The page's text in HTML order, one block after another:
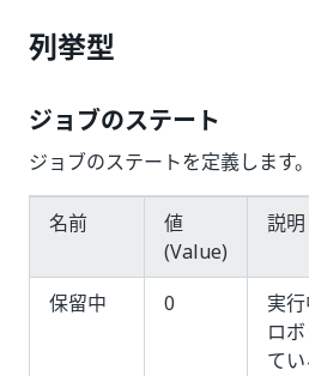
列挙型
ジョブのステート
ジョブのステートを定義します。
名前
値
(Value)
説明
保留中 0
実
ロ
てい